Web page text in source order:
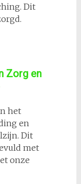
Dit
Zorg en
het
en
Dit
met
onze